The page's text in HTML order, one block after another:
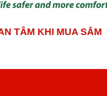
TÂM KHI MUA SẮM